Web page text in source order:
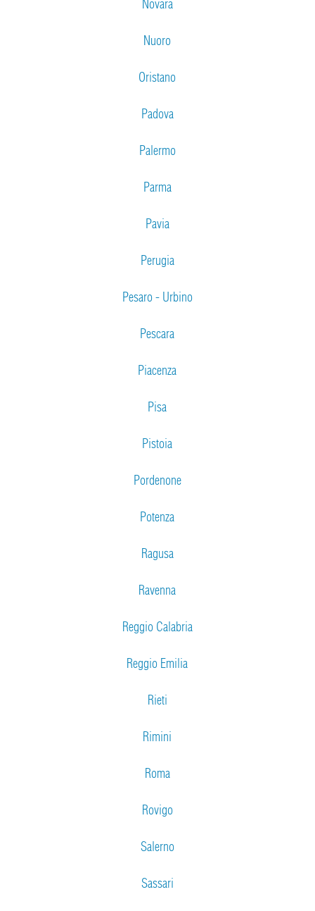
Novara
Nuoro
Oristano
Padova
Palermo
Parma
Pavia
Perugia
Pesaro - Urbino
Pescara
Piacenza
Pisa
Pistoia
Pordenone
Potenza
Ragusa
Ravenna
Reggio Calabria
Reggio Emilia
Rieti
Rimini
Roma
Rovigo
Salerno
Sassari